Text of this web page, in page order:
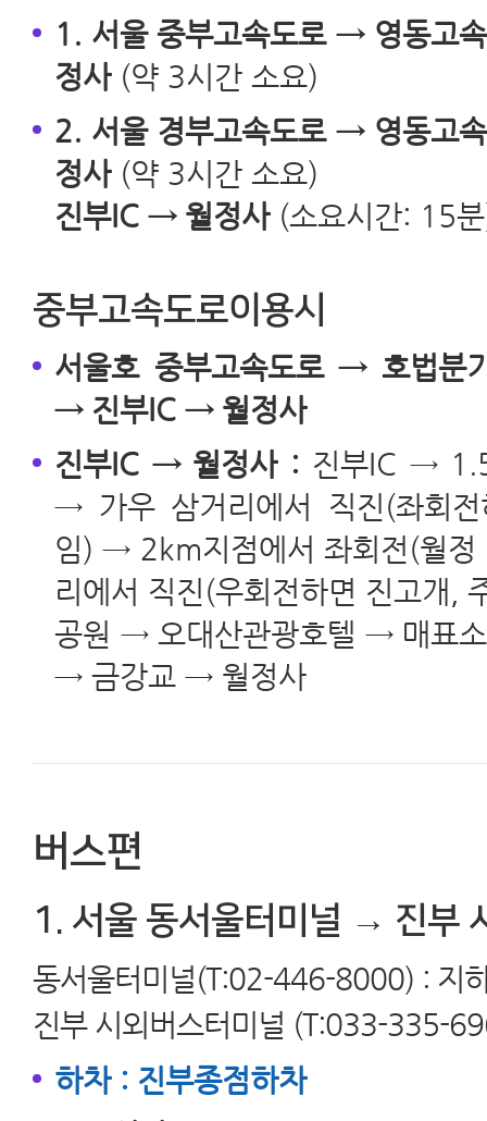
1. 서울 중부고속도로 → 영동고
정사 (약 3시간 소요)
2. 서울 경부고속도로 → 영동고
정사 (약 3시간 소요)
진부IC → 월정사 (소요시간: 15
중부고속도로이용시
서울호 중부고속도로 → 호법분
→ 진부IC → 월정사
진부IC → 월정사 : 진부IC →
→ 가우 삼거리에서 직진(좌회전
임) → 2km지점에서 좌회전(월
리에서 직진(우회전하면 진고개,
공원 → 오대산관광호텔 → 매표
→ 금강교 → 월정사
버스편
1. 서울 동서울터미널 → 진부
동서울터미널(T:02-446-8000) : 지
진부 시외버스터미널 (T:033-335-
하차 : 진부종점하차